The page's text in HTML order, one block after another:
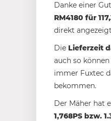
Danke einer
RM4180 für
direkt
Die Lieferzeit
auch so
immer Fuxtec
bekommen.
Der Mäher hat
1,768PS bzw.